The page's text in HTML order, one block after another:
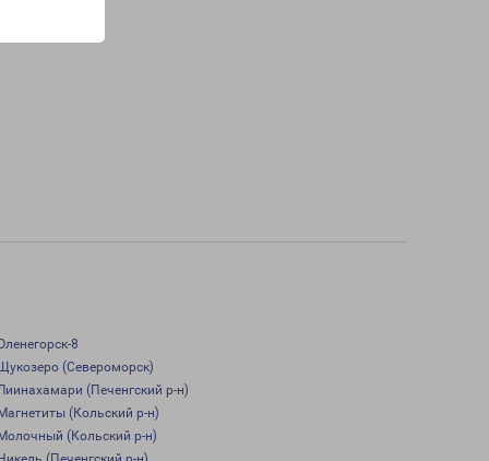
8
(Североморск)
(Печенгский р-н)
(Кольский р-н)
(Кольский р-н)